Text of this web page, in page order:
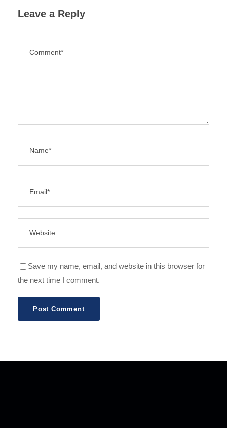
Leave a Reply
Save my name, email, and website in this browser for
the next time I comment.